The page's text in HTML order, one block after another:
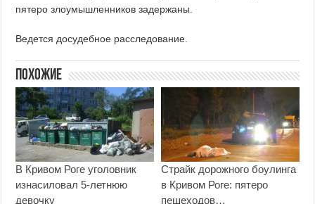
пятеро злоумышленников задержаны.
Ведется досудебное расследование.
Похожие
В Кривом Роге уголовник
изнасиловал 5-летнюю
девочку
Страйк дорожного боулинга
в Кривом Роге: пятеро
пешеходов…